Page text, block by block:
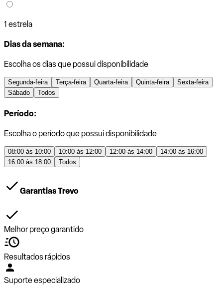
1 estrela
Dias da semana:
Escolha os dias que possui disponibilidade
Segunda-feira Terça-feira Quarta-feira Quinta-feira
Sexta-feira
Sábado
Todos
Período:
Escolha o período que possui disponibilidade
08:00 às 10:00 10:00 às 12:00 12:00 às 14:00
14:00 às 16:00
16:00 às 18:00
Todos
Garantias Trevo
Melhor preço garantido
Resultados rápidos
Suporte especializado